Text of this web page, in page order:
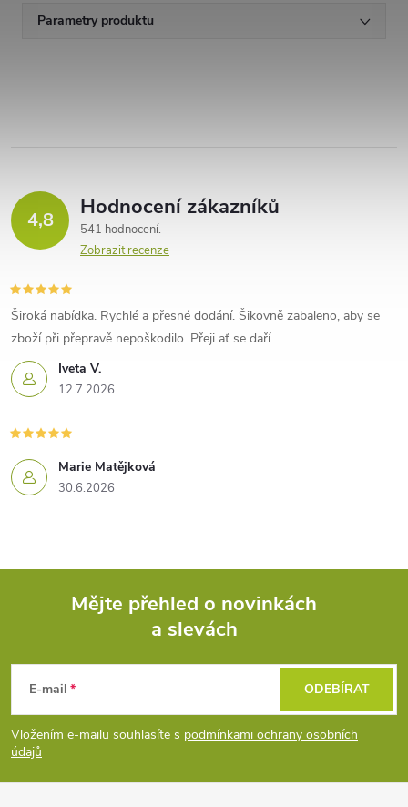
Parametry produktu
4,8 Hodnocení zákazníků
541 hodnocení
Zobrazit recenze
Iveta V.
12.7.2026
Široká nabídka. Rychlé a přesné dodání. Šikovně zabaleno, aby se
zboží při přepravě nepoškodilo. Přeji ať se daří.
Marie Matějková
30.6.2026
p
a
Mějte přehled o novinkách
a slevách
E-mail
Vložením e-mailu souhlasíte s podmínkami ochrany osobních
údajů
ODEBÍRAT